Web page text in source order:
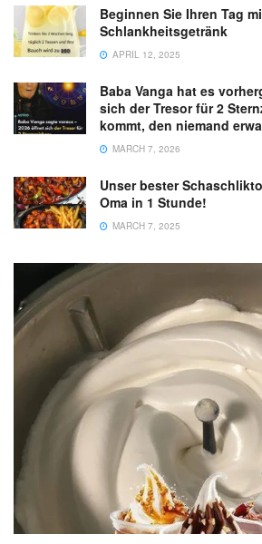
Beginnen Sie Ihren Tag
Schlankheitsgetränk
APRIL 12, 2025
Baba Vanga hat es
sich der Tresor für 2
kommt, den niemand
MARCH 7, 2026
Unser bester
Oma in 1 Stunde!
MARCH 7, 2025